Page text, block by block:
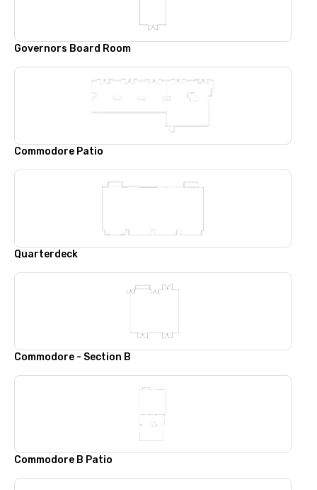
Governors Board Room
Commodore Patio
Quarterdeck
Commodore - Section B
Commodore B Patio